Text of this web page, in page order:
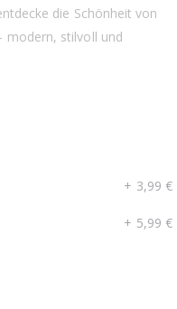
die Schönheit von
modern, stilvoll und
+ 3,99 €
+ 5,99 €